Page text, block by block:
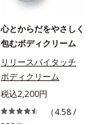
心とからだをやさしく
包むボディクリーム
リリースバイタッチ
ボディクリーム
税込2,200円
（4.58 /